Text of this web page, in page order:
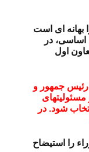
بهانه ای است
قانون اساسی جمهوری اسلامی ایران فرض فوت رئیس جمهور را پیش بینی کرده است و طبق اصل 131 قانون اساسی، در
اول‏
رئیس‏ جمهور و
شود. در
را استیضاح‏